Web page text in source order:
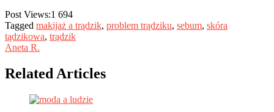
Post Views:1 694
Tagged makijaż a trądzik, problem trądziku, sebum, skóra
tądzikowa, trądzik
Aneta R.
Related Articles